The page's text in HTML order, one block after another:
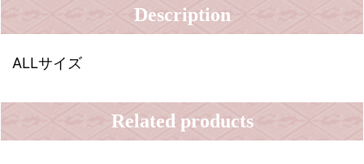
Description
ALLサイズ
Related products